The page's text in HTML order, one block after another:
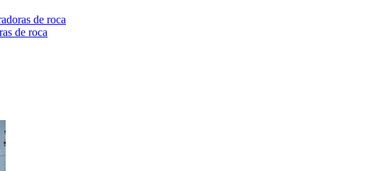
de roca
de roca